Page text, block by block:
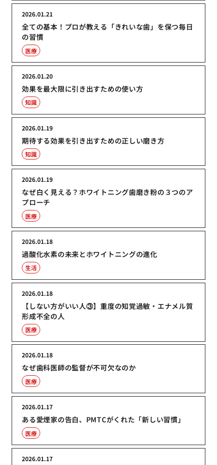
全ての基本！プロが教える「きれいな歯」を保つ毎日
の習慣
2026.01.21
医療
効果を最大限に引き出すための使い方
2026.01.20
知識
期待する効果を引き出すための正しい磨き方
2026.01.19
知識
なぜ白く見える？ホワイトニング歯磨き粉の３つのア
プローチ
2026.01.19
医療
過酸化水素の未来とホワイトニングの進化
2026.01.18
生活
【しない方がいい人③】重度の知覚過敏・エナメル質
形成不全の人
2026.01.18
医療
なぜ歯科医師の監督が不可欠なのか
2026.01.18
医療
ある愛煙家の告白、PMTCがくれた「新しい習慣」
2026.01.17
医療
2026.01.17